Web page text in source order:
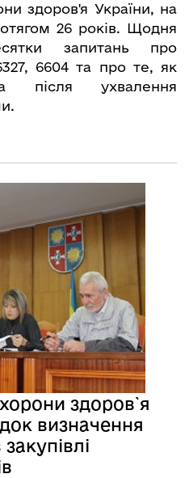
здоров'я України, на
26 років. Щодня
запитань про
6604 та про те, як
після ухвалення
здоров`я
визначення